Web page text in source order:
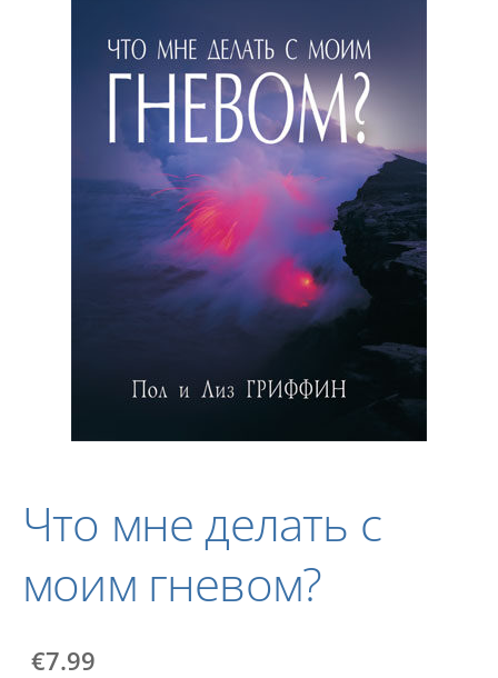
Что мне делать с
моим гневом?
€7.99